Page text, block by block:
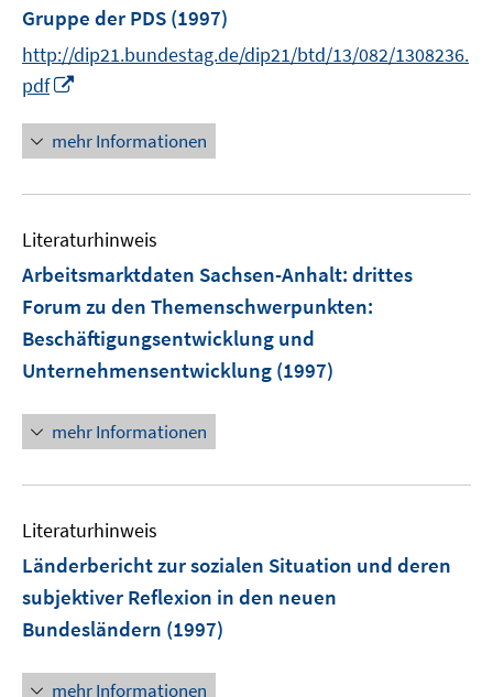
Gruppe der PDS (1997)
http://dip21.bundestag.de/dip21/btd/13/082/1308236.
pdf
n
e
u
m
F
n
s
t
r
ö
f
n
e
n
mehr Informationen
Literaturhinweis
Arbeitsmarktdaten Sachsen-Anhalt: drittes
Forum zu den Themenschwerpunkten:
Beschäftigungsentwicklung und
Unternehmensentwicklung (1997)
mehr Informationen
Literaturhinweis
Länderbericht zur sozialen Situation und deren
subjektiver Reflexion in den neuen
Bundesländern (1997)
mehr Informationen